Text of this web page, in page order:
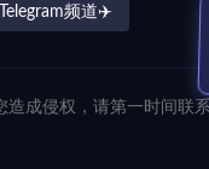
频道✈️
成侵权，请第一时间联